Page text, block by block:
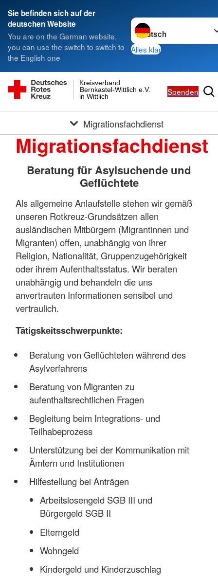
Sie befinden sich auf der
deutschen Website
You are on the German website,
you can use the switch to switch to
the English one
Sprache wechseln zu
Alles klar
in Wittlich
Bernkastel-Wittlich e.V.
Kreisverband
Spenden
Migrationsfachdienst
Migrationsfachdienst
Beratung für Asylsuchende und
Geflüchtete
Als allgemeine Anlaufstelle stehen wir gemäß
unseren Rotkreuz-Grundsätzen allen
ausländischen Mitbürgern (Migrantinnen und
Migranten) offen, unabhängig von ihrer
Religion, Nationalität, Gruppenzugehörigkeit
oder ihrem Aufenthaltsstatus. Wir beraten
unabhängig und behandeln die uns
anvertrauten Informationen sensibel und
vertraulich.
Tätigskeitsschwerpunkte:
Beratung von Geflüchteten während des
Asylverfahrens
Beratung von Migranten zu
aufenthaltsrechtlichen Fragen
Begleitung beim Integrations- und
Teilhabeprozess
Unterstützung bei der Kommunikation mit
Ämtern und Institutionen
Hilfestellung bei Anträgen
Arbeitslosengeld SGB III und
Bürgergeld SGB II
Elterngeld
Wohngeld
Kindergeld und Kinderzuschlag